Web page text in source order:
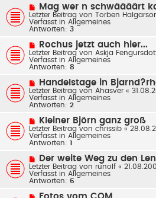
g
B
e
i
t
g
N
e
u
e
r
B
e
i
t
r
Mag wer n schwäääärt
Letzter Beitrag von Torben
Verfasst in Allgemeines
Antworten: 3
N
e
u
e
r
B
e
i
t
r
Rochus jetzt auch hier...
Letzter Beitrag von Askja
Verfasst in Allgemeines
Antworten: 8
N
e
u
e
r
B
e
i
t
r
Handelstage in
Letzter Beitrag von Ahasver «
Verfasst in Allgemeines
Antworten: 2
N
e
u
e
r
B
e
i
t
r
Kleiner Björn ganz groß
Letzter Beitrag von chrissib «
Verfasst in Allgemeines
Antworten: 1
N
e
u
e
r
B
Der weite Weg zu den
Letzter Beitrag von runolf «
Verfasst in Allgemeines
Antworten: 6
N